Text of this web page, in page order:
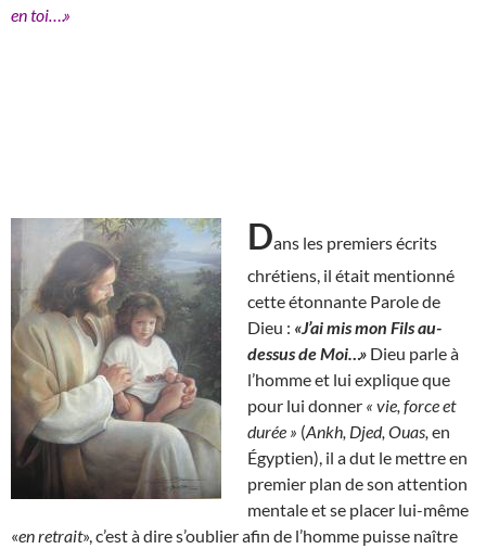
en toi….»
Dans les premiers écrits
chrétiens, il était mentionné
cette étonnante Parole de
Dieu : «J’ai mis mon Fils au-
dessus de Moi…» Dieu parle à
l’homme et lui explique que
pour lui donner « vie, force et
durée » (Ankh, Djed, Ouas, en
Égyptien), il a dut le mettre en
premier plan de son attention
mentale et se placer lui-même
«en retrait», c’est à dire s’oublier afin de l’homme puisse naître